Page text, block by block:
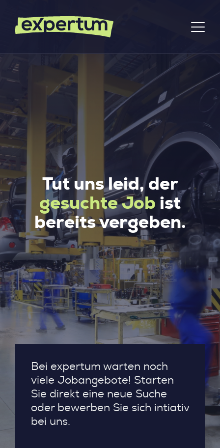
Tut uns leid, der
gesuchte Job ist
bereits vergeben.
Bei expertum warten noch
viele Jobangebote! Starten
Sie direkt eine neue Suche
oder bewerben Sie sich intiativ
bei uns.